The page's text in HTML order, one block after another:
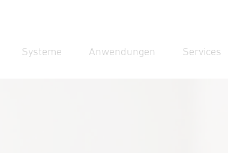
Systeme Anwendungen Services